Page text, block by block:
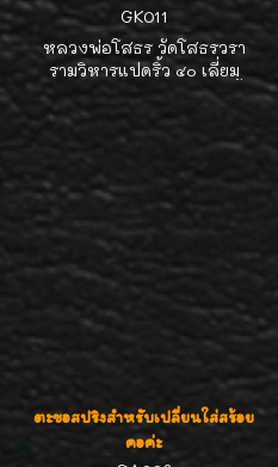
GK011
หลวงพ่อโสธร วัดโสธรวรา
รามวิหารแปดริ้ว ๔๐ เลี่ยม
กรอบทองค่ะ รูปทรงหยดน้ำ
สวย พิมพ์ชัดเจนค่ะ
ตะขอสปริงสำหรับเปลี่ยนใส่สร้อย
คอค่ะ